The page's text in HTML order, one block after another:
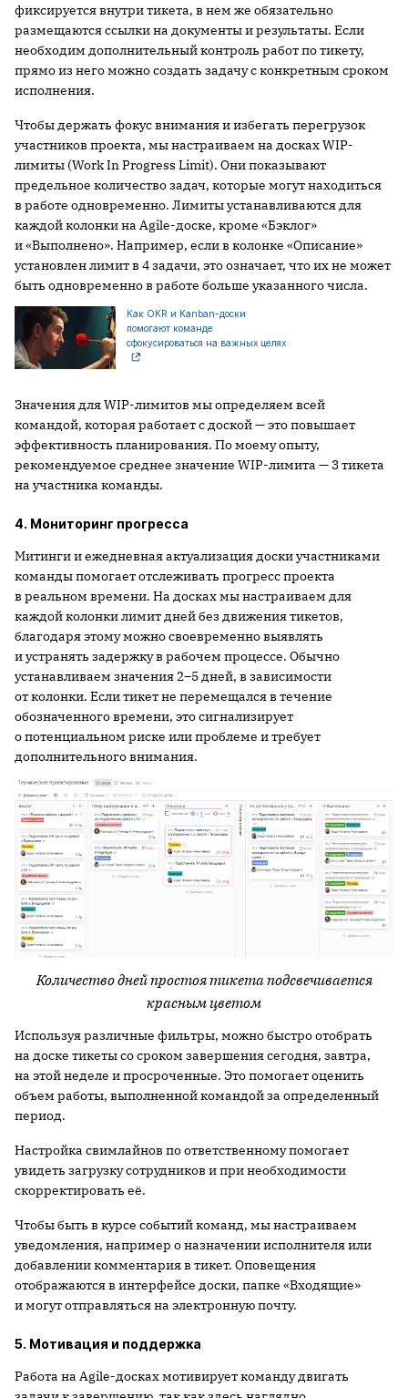
фиксируется внутри тикета, в нем же обязательно
размещаются ссылки на документы и результаты. Если
необходим дополнительный контроль работ по тикету,
прямо из него можно создать задачу с конкретным сроком
исполнения.
Чтобы держать фокус внимания и избегать перегрузок
участников проекта, мы настраиваем на досках WIP-
лимиты (Work In Progress Limit). Они показывают
предельное количество задач, которые могут находиться
в работе одновременно. Лимиты устанавливаются для
каждой колонки на Agile-доске, кроме «Бэклог»
и «Выполнено». Например, если в колонке «Описание»
установлен лимит в 4 задачи, это означает, что их не может
быть одновременно в работе больше указанного числа.
Как OKR и Kanban-доски
помогают команде
сфокусироваться на важных целях
Значения для WIP-лимитов мы определяем всей
командой, которая работает с доской — это повышает
эффективность планирования. По моему опыту,
рекомендуемое среднее значение WIP-лимита — 3 тикета
на участника команды.
4. Мониторинг прогресса
Митинги и ежедневная актуализация доски участниками
команды помогает отслеживать прогресс проекта
в реальном времени. На досках мы настраиваем для
каждой колонки лимит дней без движения тикетов,
благодаря этому можно своевременно выявлять
и устранять задержку в рабочем процессе. Обычно
устанавливаем значения 2–5 дней, в зависимости
от колонки. Если тикет не перемещался в течение
обозначенного времени, это сигнализирует
о потенциальном риске или проблеме и требует
дополнительного внимания.
Количество дней простоя тикета подсвечивается
красным цветом
Используя различные фильтры, можно быстро отобрать
на доске тикеты со сроком завершения сегодня, завтра,
на этой неделе и просроченные. Это помогает оценить
объем работы, выполненной командой за определенный
период.
Настройка свимлайнов по ответственному помогает
увидеть загрузку сотрудников и при необходимости
скорректировать её.
Чтобы быть в курсе событий команд, мы настраиваем
уведомления, например о назначении исполнителя или
добавлении комментария в тикет. Оповещения
отображаются в интерфейсе доски, папке «Входящие»
и могут отправляться на электронную почту.
5. Мотивация и поддержка
Работа на Agile-досках мотивирует команду двигать